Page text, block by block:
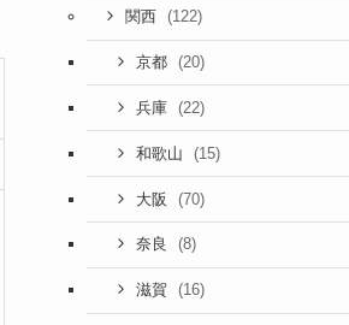
関西 (122)
京都 (20)
兵庫 (22)
和歌山 (15)
大阪 (70)
奈良 (8)
滋賀 (16)